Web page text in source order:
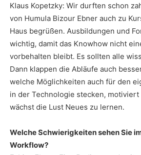
Klaus Kopetzky: Wir durften schon
von Humula Bizour Ebner auch zu
Haus begrüßen. Ausbildungen und
wichtig, damit das Knowhow nicht
vorbehalten bleibt. Es sollten alle
Dann klappen die Abläufe auch
welche Möglichkeiten auch für den
in der Technologie stecken, motiviert
wächst die Lust Neues zu lernen.
Welche Schwierigkeiten sehen Sie
Workflow?